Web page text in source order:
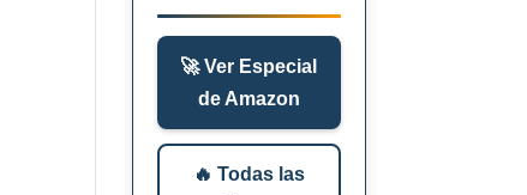
🚀 Ver Especial
de Amazon
🔥 Todas las